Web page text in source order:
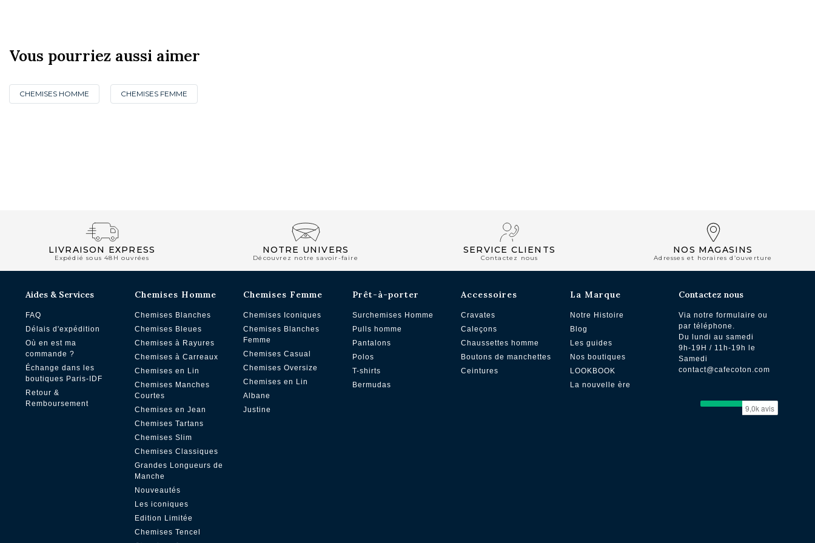
Vous pourriez aussi aimer
CHEMISES HOMME CHEMISES FEMME
LIVRAISON EXPRESS
Expédié sous 48H ouvrées
NOTRE UNIVERS
Découvrez notre savoir-faire
SERVICE CLIENTS
Contactez nous
NOS MAGASINS
Adresses et horaires d’ouverture
Aides & Services
FAQ
Délais d'expédition
Où en est ma
commande ?
Échange dans les
boutiques Paris-IDF
Retour &
Remboursement
Chemises Homme
Chemises Blanches
Chemises Bleues
Chemises à Rayures
Chemises à Carreaux
Chemises en Lin
Chemises Manches
Courtes
Chemises en Jean
Chemises Tartans
Chemises Slim
Chemises Classiques
Grandes Longueurs de
Manche
Nouveautés
Les iconiques
Edition Limitée
Chemises Tencel
Chemises Femme
Chemises Iconiques
Chemises Blanches
Femme
Chemises Casual
Chemises Oversize
Chemises en Lin
Albane
Justine
Prêt-à-porter
Surchemises Homme
Pulls homme
Pantalons
Polos
T-shirts
Bermudas
Accessoires
Cravates
Caleçons
Chaussettes homme
Boutons de manchettes
Ceintures
La Marque
Notre Histoire
Blog
Les guides
Nos boutiques
LOOKBOOK
La nouvelle ère
Contactez nous
Via notre formulaire ou
par téléphone.
Du lundi au samedi
9h-19H / 11h-19h le
Samedi
contact@cafecoton.com